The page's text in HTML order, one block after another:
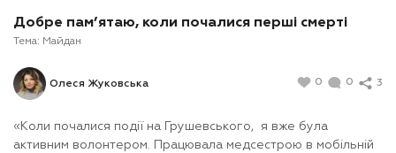
Добре пам’ятаю, коли почалися перші смерті
Тема: Майдан
Олеся Жуковська 0 0 3
«Коли почалися події на Грушевського, я вже була
активним волонтером. Працювала медсестрою в мобільній